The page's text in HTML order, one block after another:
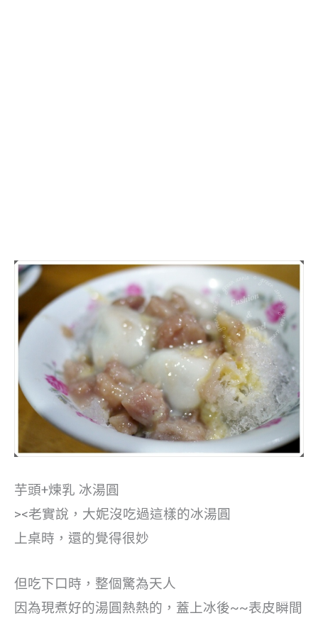
芋頭+煉乳 冰湯圓
><老實說，大妮沒吃過這樣的冰湯圓
上桌時，還的覺得很妙
但吃下口時，整個驚為天人
因為現煮好的湯圓熱熱的，蓋上冰後~~表皮瞬間